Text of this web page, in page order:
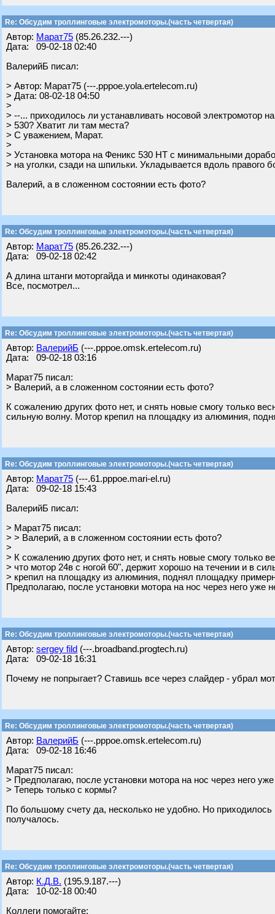
Re: Обсудим троллинговые электромоторы.(часть четвертая)
Автор: Марат75 (85.26.232.---)
Дата: 09-02-18 02:40
ВалерийБ писал:
> Автор: Марат75 (---.pppoe.yola.ertelecom.ru)
> Дата: 08-02-18 04:50
>
> --... приходилось ли устанавливать носовой электромотор
> 530? Хватит ли там места?
> С уважением, Марат.
>
> Установка мотора на Феникс 530 НТ с минимальными
> на уголки, сзади на шпильки. Укладывается вдоль правого
Валерий, а в сложенном состоянии есть фото?
Re: Обсудим троллинговые электромоторы.(часть четвертая)
Автор: Марат75 (85.26.232.---)
Дата: 09-02-18 02:42
А длина штанги моторгайда и минкоты одинаковая?
Все, посмотрел...
Re: Обсудим троллинговые электромоторы.(часть четвертая)
Автор: ВалерийБ (---.pppoe.omsk.ertelecom.ru)
Дата: 09-02-18 03:16
Марат75 писал:
> Валерий, а в сложенном состоянии есть фото?
К сожалению других фото нет, и снять новые смогу только
сильную волну. Мотор крепил на площадку из алюминия,
Re: Обсудим троллинговые электромоторы.(часть четвертая)
Автор: Марат75 (---.61.pppoe.mari-el.ru)
Дата: 09-02-18 15:43
ВалерийБ писал:
> Марат75 писал:
> > Валерий, а в сложенном состоянии есть фото?
>
> К сожалению других фото нет, и снять новые смогу только
> что мотор 24в с ногой 60", держит хорошо на течении и в
> крепил на площадку из алюминия, поднял площадку
Предполагаю, после установки мотора на нос через него уже
Re: Обсудим троллинговые электромоторы.(часть четвертая)
Автор: sergey fild (---.broadband.progtech.ru)
Дата: 09-02-18 16:31
Почему не попрыгает? Ставишь все через слайдер - убрал
Re: Обсудим троллинговые электромоторы.(часть четвертая)
Автор: ВалерийБ (---.pppoe.omsk.ertelecom.ru)
Дата: 09-02-18 16:46
Марат75 писал:
> Предполагаю, после установки мотора на нос через него
> Теперь только с кормы?
По большому счету да, несколько не удобно. Но приходилось
получалось.
Re: Обсудим троллинговые электромоторы.(часть четвертая)
Автор: К.Д.В. (195.9.187.---)
Дата: 10-02-18 00:40
Коллеги помогайте: